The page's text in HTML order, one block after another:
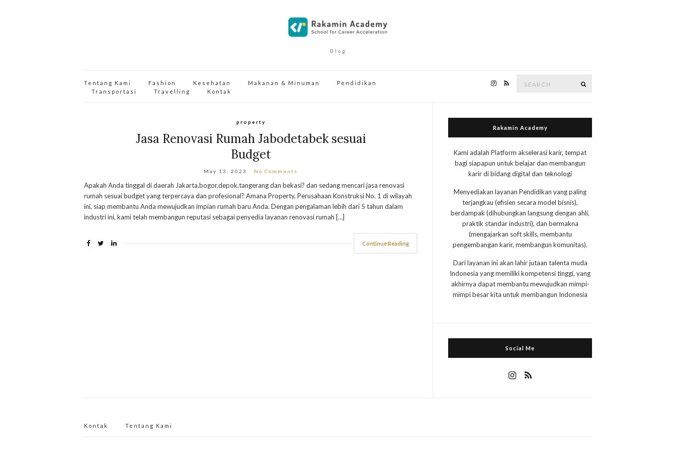
Blog
Tentang Kami Fashion Kesehatan Makanan & Minuman
Pendidikan
Transportasi
Travelling Kontak
property
Jasa Renovasi Rumah Jabodetabek sesuai
Budget
May 13, 2023 No Comments
Apakah Anda tinggal di daerah Jakarta,bogor,depok,tangerang dan bekasi? dan sedang mencari jasa renovasi
rumah sesuai budget yang terpercaya dan profesional? Amana Property, Perusahaan Konstruksi No. 1 di wilayah
ini, siap membantu Anda mewujudkan impian rumah baru Anda. Dengan pengalaman lebih dari 5 tahun dalam
industri ini, kami telah membangun reputasi sebagai penyedia layanan renovasi rumah […]
Continue Reading
Rakamin Academy
Kami adalah Platform akselerasi karir, tempat
bagi siapapun untuk belajar dan membangun
karir di bidang digital dan teknologi
Menyediakan layanan Pendidikan yang paling
terjangkau (efisien secara model bisnis),
berdampak (dihubungkan langsung dengan ahli,
praktik standar industri), dan bermakna
(mengajarkan soft skills, membantu
pengembangan karir, membangun komunitas).
Dari layanan ini akan lahir jutaan talenta muda
Indonesia yang memiliki kompetensi tinggi, yang
akhirnya dapat membantu mewujudkan mimpi-
mimpi besar kita untuk membangun Indonesia
Social Me
Kontak Tentang Kami